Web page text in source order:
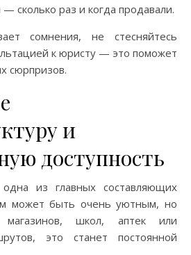
сколько раз и когда продавали.
сомнения, не стесняйтесь
к юристу — это поможет
сюрпризов.
и
доступность
из главных составляющих
может быть очень уютным, но
школ, аптек или
это станет постоянной